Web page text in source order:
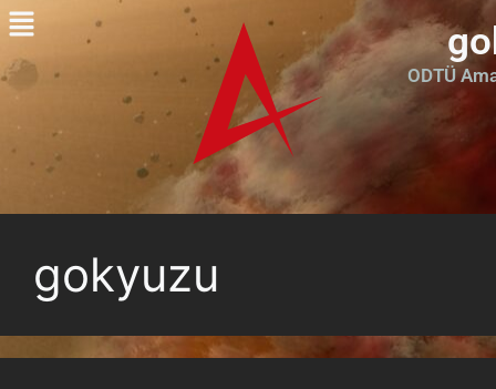
ODTÜ
gokyuzu